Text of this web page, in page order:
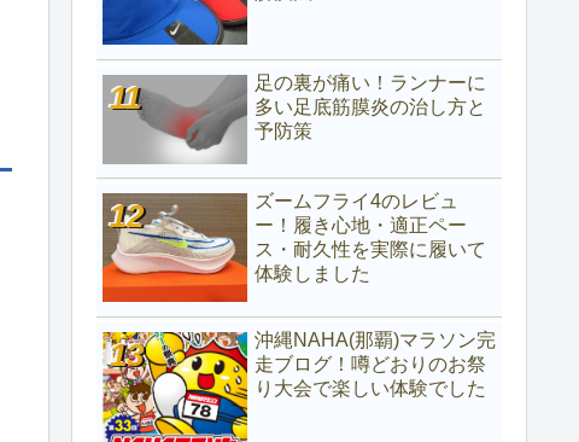
足の裏が痛い！ランナーに
多い足底筋膜炎の治し方と
予防策
ズームフライ4のレビュ
ー！履き心地・適正ペー
ス・耐久性を実際に履いて
体験しました
沖縄NAHA(那覇)マラソン完
走ブログ！噂どおりのお祭
り大会で楽しい体験でした